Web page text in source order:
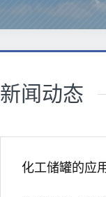
新闻动态
化工储罐的应